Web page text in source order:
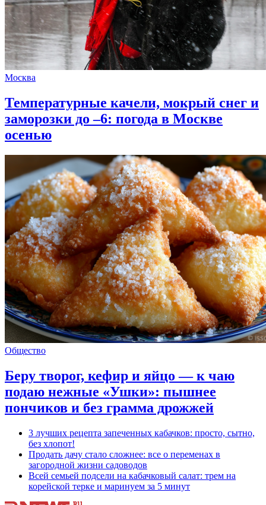
Москва
Температурные качели, мокрый снег и
заморозки до –6: погода в Москве
осенью
Общество
Беру творог, кефир и яйцо — к чаю
подаю нежные «Ушки»: пышнее
пончиков и без грамма дрожжей
3 лучших рецепта запеченных кабачков: просто, сытно,
без хлопот!
Продать дачу стало сложнее: все о переменах в
загородной жизни садоводов
Всей семьей подсели на кабачковый салат: трем на
корейской терке и маринуем за 5 минут